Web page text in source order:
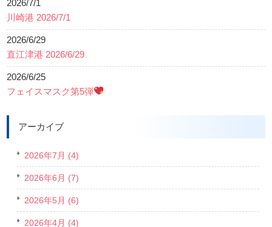
2026/7/1
川崎港 2026/7/1
2026/6/29
直江津港 2026/6/29
2026/6/25
フェイスマスク第5弾
アーカイブ
2026年7月 (4)
2026年6月 (7)
2026年5月 (6)
2026年4月 (4)